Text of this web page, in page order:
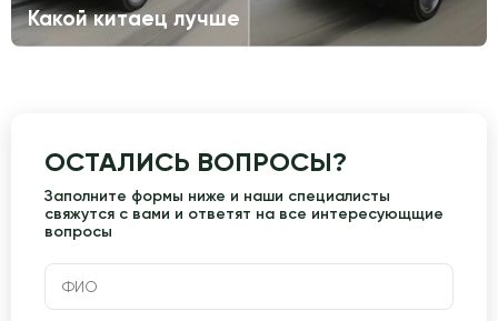
Какой китаец лучше
ОСТАЛИСЬ ВОПРОСЫ?
Заполните формы ниже и наши специалисты
свяжутся с вами и ответят на все интересующщие
вопросы